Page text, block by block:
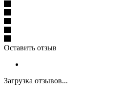
Оставить отзыв
Загрузка отзывов...